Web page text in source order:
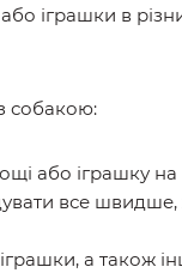
іграшки в
собакою:
або іграшку
все
а також